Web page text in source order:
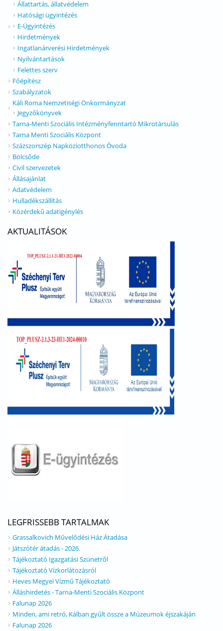
Állattartás, állatvédelem
Hatósági ügyintézés
E-Ügyintézés
Hirdetmények
Ingatlanárverési Hirdetmények
Nyilvántartások
Felettes szerv
Főépítész
Szabályzatok
Káli Roma Nemzetiségi Önkormányzat
Jegyzőkönyvek
Tarna-Menti Szociális Intézményfenntartó Mikrotársulás
Tarna Menti Szociális Központ
Százszorszép Napköziotthonos Óvoda
Bölcsőde
Civil szervezetek
Állásajánlat
Adatvédelem
Hulladékszállítás
Közérdekű adatigénylés
AKTUALITÁSOK
LEGFRISSEBB TARTALMAK
Grassalkovich Művelődési Ház Átadása
Játszótér átadás - 2026.
Tájékoztató Igazgatási Szünetről
Tájékoztató Vízkorlátozásról
Heves Megyei Vízmű Tájékoztató
Álláshirdetés - Tarna-Menti Szociális Központ
Falunap 2026
Minden, ami retró, Kálban gyűlt össze a Múzeumok éjszakáján
Falunap 2026